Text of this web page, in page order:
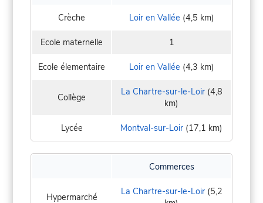
Crèche Loir en Vallée (4,5 km)
Ecole maternelle 1
Ecole élementaire Loir en Vallée (4,3 km)
Collège La Chartre-sur-le-Loir(4,8
km)
Lycée Montval-sur-Loir (17,1 km)
Commerces
Hypermarché La Chartre-sur-le-Loir(5,2